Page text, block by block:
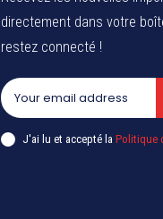
directement dans votre
restez connecté !
J'ai lu et accepté laPolitique